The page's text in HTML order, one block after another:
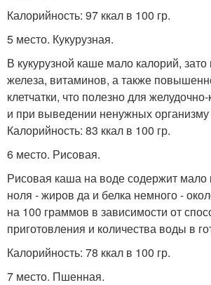
Калорийность: 97 ккал в 100 гр.
5 место. Кукурузная.
В кукурузной каше мало калорий,
железа, витаминов, а также
клетчатки, что полезно для
и при выведении ненужных
Калорийность: 83 ккал в 100 гр.
6 место. Рисовая.
Рисовая каша на воде содержит мало
ноля - жиров да и белка немного -
на 100 граммов в зависимости от
приготовления и количества воды в
Калорийность: 78 ккал в 100 гр.
7 место. Пшенная.